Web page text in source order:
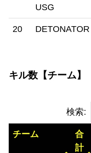
USG
20 DETONATOR
キル数【チーム】
検索:
チーム
合
計